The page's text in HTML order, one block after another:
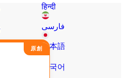
हिन्दी
فارسی
日本語
한국어
原創